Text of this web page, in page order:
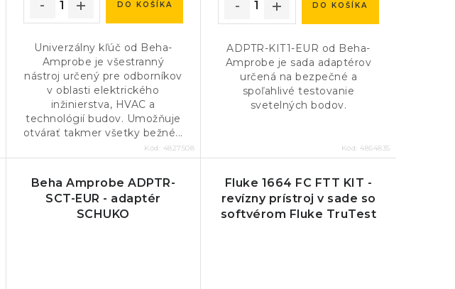
DO KOŠÍKA
Univerzálny kľúč od Beha-
Amprobe je všestranný
nástroj určený pre odborníkov
v oblasti elektrického
inžinierstva, HVAC a
technológií budov. Umožňuje
otvárať takmer všetky bežné...
Kód: 4827508
DO KOŠÍKA
ADPTR-KIT1-EUR od Beha-
Amprobe je sada adaptérov
určená na bezpečné a
spoľahlivé testovanie
svetelných bodov.
Kód:4854835
Beha Amprobe ADPTR-
SCT-EUR - adaptér
SCHUKO
Fluke 1664 FC FTT KIT -
revízny prístroj v sade so
softvérom Fluke TruTest